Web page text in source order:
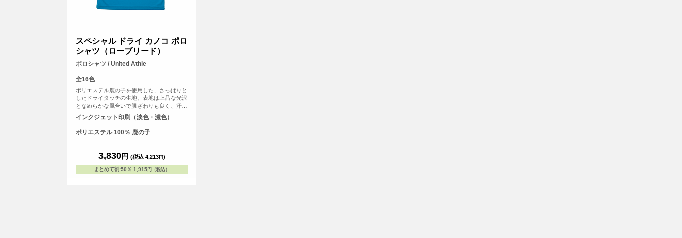
スペシャル ドライ カノコ ポロ
シャツ（ローブリード）
ポロシャツ / United Athle
全16色
ポリエステル鹿の子を使用した、さっぱりと
したドライタッチの生地。表地は上品な光沢
となめらかな風合いで肌ざわりも良く、汗冷
えしにくいので快適なウェアで最高のパフォ
ーマンスを実現。ホワイトの生地には透け感
を軽減させるため特殊な糸を使用。そして、
シワが付きにくく、乾きやすい、繰り返し洗
インクジェット印刷（淡色・濃色）
ポリエステル 100％ 鹿の子
3,830円 (税込 4,213円)
まとめて割:50％ 1,915円（税込）